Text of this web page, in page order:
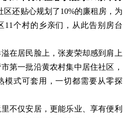
区还贴心规划了10%的廉租房，为
11个村的乡亲们，从此告别房台
居民脸上，张麦荣却感到肩上
第一批沿黄农村集中居住社区，
模式可套用，一切都需要从零探
仅安居，更能乐业、享有便利